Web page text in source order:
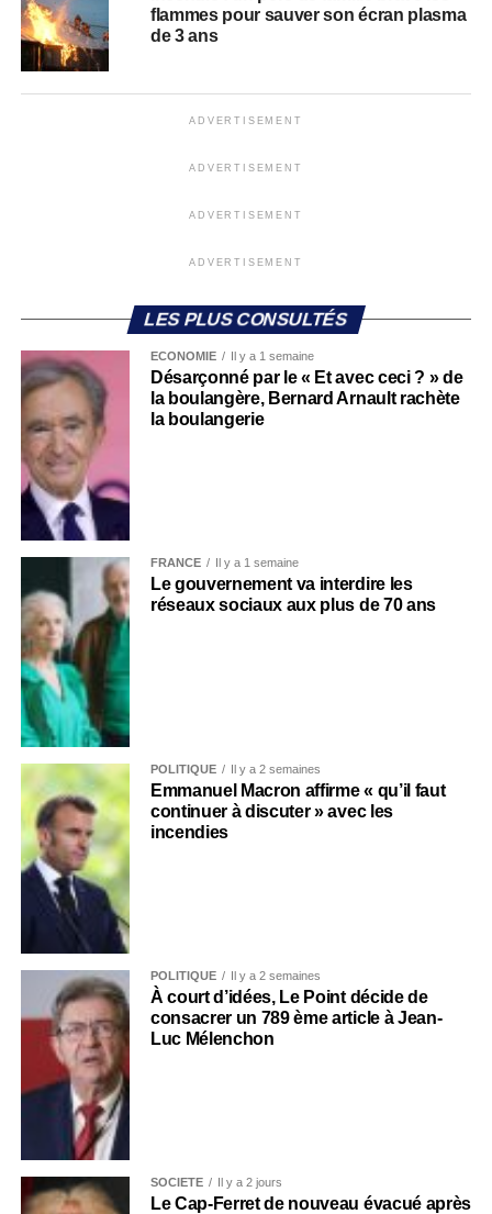
flammes pour sauver son écran plasma
de 3 ans
ADVERTISEMENT
ADVERTISEMENT
ADVERTISEMENT
ADVERTISEMENT
LES PLUS CONSULTÉS
ECONOMIE Il y a 1 semaine
Désarçonné par le « Et avec ceci ? » de
la boulangère, Bernard Arnault rachète
la boulangerie
FRANCE Il y a 1 semaine
Le gouvernement va interdire les
réseaux sociaux aux plus de 70 ans
POLITIQUE Il y a 2 semaines
Emmanuel Macron affirme « qu’il faut
continuer à discuter » avec les
incendies
POLITIQUE Il y a 2 semaines
À court d’idées, Le Point décide de
consacrer un 789 ème article à Jean-
Luc Mélenchon
SOCIÉTÉ Il y a 2 jours
Le Cap-Ferret de nouveau évacué après